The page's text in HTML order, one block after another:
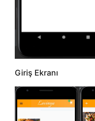
Giriş Ekranı